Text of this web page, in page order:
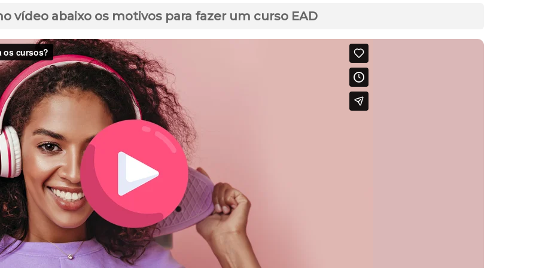
vídeo abaixo os motivos para fazer um curso EAD